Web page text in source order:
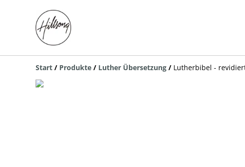
Start / Produkte / Luther Übersetzung / Lutherbibel -